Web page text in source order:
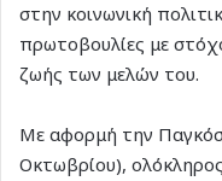
στην κοινωνική
πρωτοβουλίες με
ζωής των μελών του.
Με αφορμή την
Οκτωβρίου),